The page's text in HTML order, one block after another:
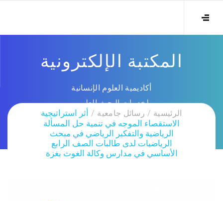
المكتبة الإلكترونية
أكاديمية العلوم الإنسانية
لخدمات البحث العلمي
الرئيسية
رسائل جامعية
أثر استراتيجية
الاستقصاء الموجه في تنمية حل المسألة
الرياضية والتفكير الرياضي في مبحث
الرياضيات لدى طالبات الصف الرابع
الأساسي في مدارس وكالة الغوث بغزة